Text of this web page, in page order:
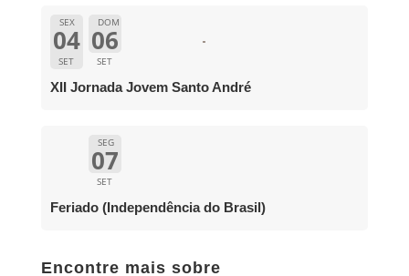
SEX
04
SET
DOM
06
SET
XII Jornada Jovem Santo André
SEG
07
SET
Feriado (Independência do Brasil)
Encontre mais sobre